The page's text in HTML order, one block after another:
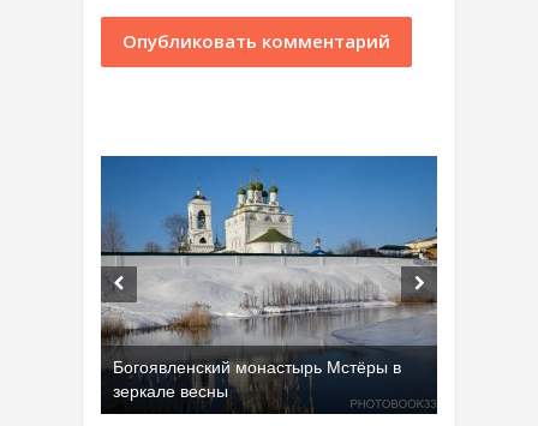
Добрятинский карьер (д. Алферово)